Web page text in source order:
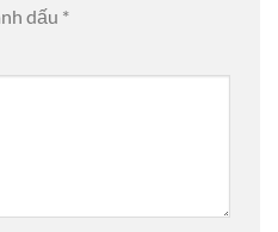
dấu *